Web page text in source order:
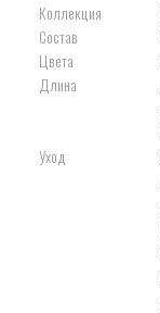
Коллекция
Состав
Цвета
Длина
Уход